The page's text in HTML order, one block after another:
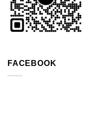
FACEBOOK